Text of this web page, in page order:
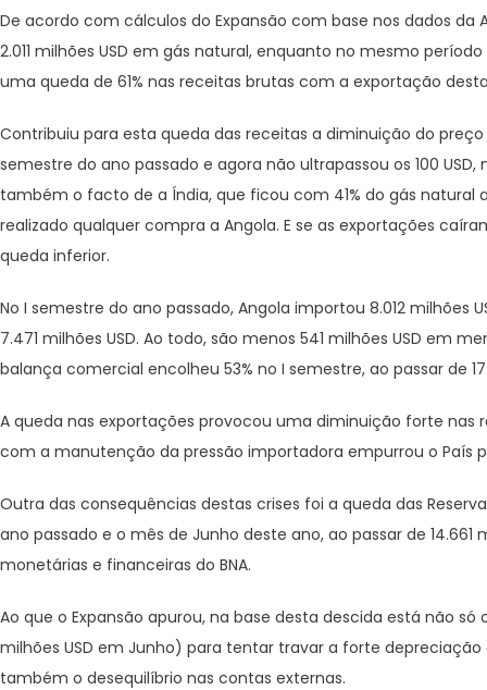
De acordo com cálculos do Expansão com base nos dados da
2.011 milhões USD em gás natural, enquanto no mesmo
uma queda de 61% nas receitas brutas com a exportação
Contribuiu para esta queda das receitas a diminuição do
semestre do ano passado e agora não ultrapassou os 100
também o facto de a Índia, que ficou com 41% do gás natural
realizado qualquer compra a Angola. E se as exportações
queda inferior.
No I semestre do ano passado, Angola importou 8.012
7.471 milhões USD. Ao todo, são menos 541 milhões USD em
balança comercial encolheu 53% no I semestre, ao passar de
A queda nas exportações provocou uma diminuição forte
com a manutenção da pressão importadora empurrou o País
Outra das consequências destas crises foi a queda das
ano passado e o mês de Junho deste ano, ao passar de
monetárias e financeiras do BNA.
Ao que o Expansão apurou, na base desta descida está não
milhões USD em Junho) para tentar travar a forte
também o desequilíbrio nas contas externas.